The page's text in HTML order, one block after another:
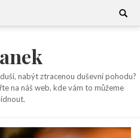
Search
nabýt ztracenou duševní pohodu?
na náš web, kde vám to můžeme